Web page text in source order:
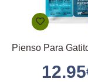
12.95